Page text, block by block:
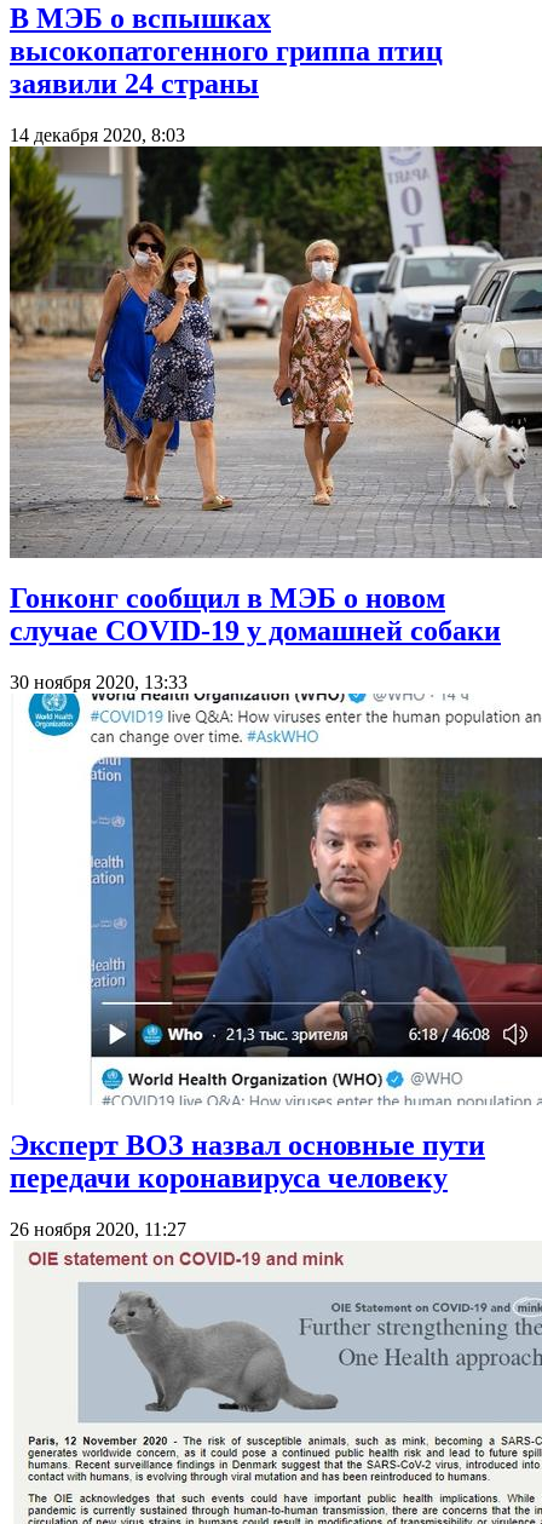
В МЭБ о вспышках
высокопатогенного гриппа птиц
заявили 24 страны
14 декабря 2020, 8:03
Гонконг сообщил в МЭБ о новом
случае COVID-19 у домашней собаки
30 ноября 2020, 13:33
Эксперт ВОЗ назвал основные пути
передачи коронавируса человеку
26 ноября 2020, 11:27